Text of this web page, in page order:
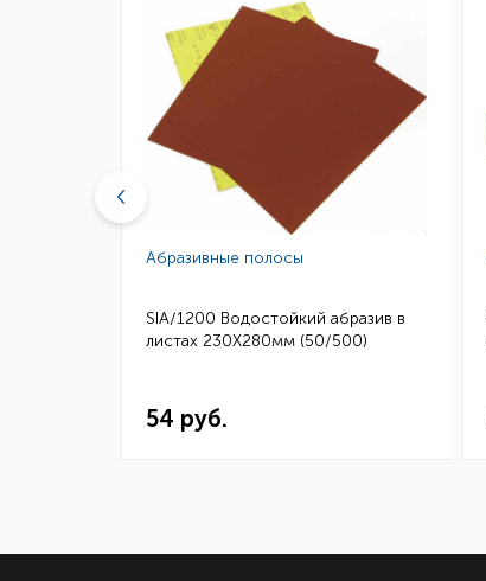
Абразивные полосы
SIA/1200 Водостойкий абразив в
листах 230Х280мм (50/500)
54 руб.